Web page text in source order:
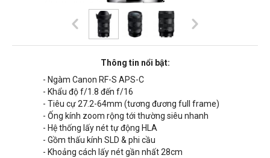
Thông tin nổi bật:
- Ngàm Canon RF-S APS-C
- Khẩu độ f/1.8 đến f/16
- Tiêu cự27.2-64mm (tương đương full frame)
- Ống kính zoom rộng tới thường siêu nhanh
- Hệ thống lấy nét tự động HLA
- Gồm thấu kính SLD & phi cầu
- Khoảng cách lấy nét gần nhất28cm